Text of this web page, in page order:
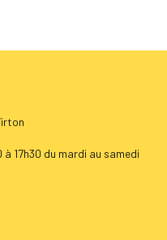
à 17h30 du mardi au samedi